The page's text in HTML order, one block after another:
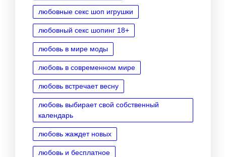
любовные секс шоп игрушки
любовный секс шопинг 18+
любовь в мире моды
любовь в современном мире
любовь встречает весну
любовь выбирает свой собственный
календарь
любовь жаждет новых
любовь и бесплатное